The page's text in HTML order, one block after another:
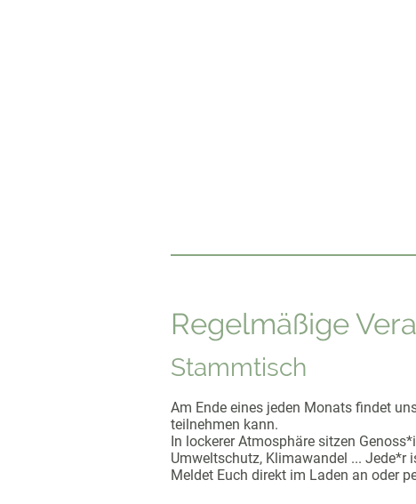
Regelmäßige
Stammtisch
Am Ende eines jeden Monats findet
teilnehmen kann.
In lockerer Atmosphäre sitzen
Umweltschutz, Klimawandel ... Jede*r
Meldet Euch direkt im Laden an oder